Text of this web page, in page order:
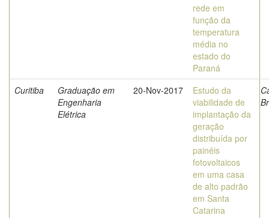
rede em
função da
temperatura
média no
estado do
Paraná
Curitiba
Graduação em
Engenharia
Elétrica
20-Nov-2017
Estudo da
viabilidade de
implantação da
geração
distribuída por
painéis
fotovoltaicos
em uma casa
de alto padrão
em Santa
Catarina